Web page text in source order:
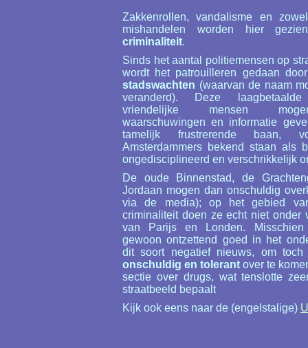
Zakkenrollen, vandalisme en
mishandelen worden hier
criminaliteit.
Sinds het aantal politiemensen op
wordt het patrouilleren gedaan
stadswachten(waarvan de naam
veranderd). Deze
vriendelijke mensen
waarschuwingen en informatie
tamelijk frustrerende baan,
Amsterdammers bekend staan als
ongedisciplineerd en verschrikkelijk
De oude Binnenstad, de
Jordaan mogen dan onschuldig
via de media); op het gebied
criminaliteit doen ze echt niet onder
van Parijs en Londen.
gewoon ontzettend goed in het
dit soort negatief nieuws, om toch
onschuldig en tolerantover te
sectie over drugs, wat tenslotte
straatbeeld bepaalt
Kijk ook eens naar de (engelstalige)